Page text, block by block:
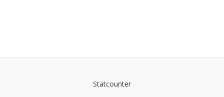
Statcounter